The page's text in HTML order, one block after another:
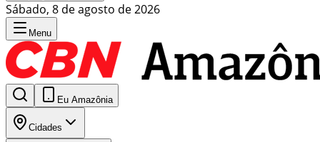
Sábado, 8 de agosto de 2026
Menu
Eu Amazônia
Cidades